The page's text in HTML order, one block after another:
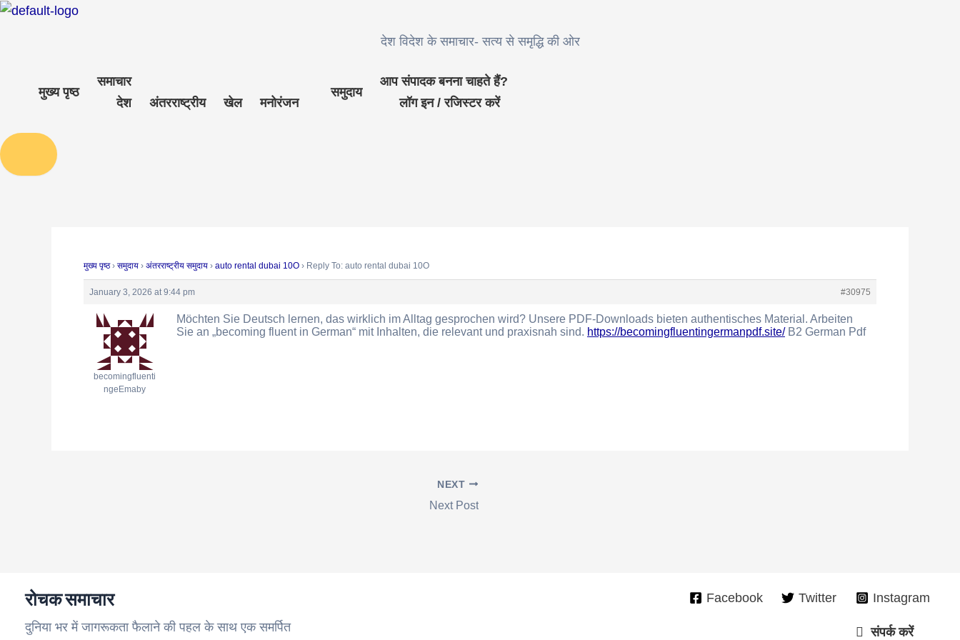
Skip
देश विदेश के समाचार- सत्य से समृद्धि की ओर
मुख्य पृष्ठ
समाचार
देश
अंतरराष्ट्रीय खेल मनोरंजन
समुदाय
आप संपादक बनना चाहते हैं?
लॉग इन / रजिस्टर करें
Humberger Toggle Menu
मुख्य पृष्ठ › समुदाय › अंतरराष्ट्रीय समुदाय › auto rental dubai 10O › Reply To: auto rental dubai 10O
January 3, 2026 at 9:44 pm #30975
becomingfluenti
ngeEmaby
Möchten Sie Deutsch lernen, das wirklich im Alltag gesprochen wird? Unsere PDF-Downloads bieten authentisches Material. Arbeiten
Sie an „becoming fluent in German“ mit Inhalten, die relevant und praxisnah sind. https://becomingfluentingermanpdf.site/B2 German Pdf
Post
NEXT
Next Post
रोचक समाचार
दुनिया भर में जागरूकता फैलाने की पहल के साथ एक समर्पित
Facebook Twitter Instagram
संपर्क करें